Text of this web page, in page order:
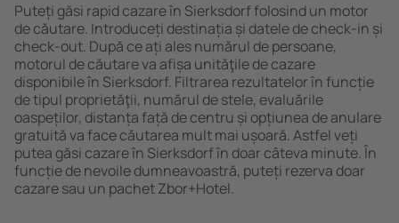
Puteți găsi rapid cazare în Sierksdorf folosind un motor
de căutare. Introduceți destinația și datele de check-in și
check-out. După ce ați ales numărul de persoane,
motorul de căutare va afișa unităţile de cazare
disponibile în Sierksdorf. Filtrarea rezultatelor în funcție
de tipul proprietăţii, numărul de stele, evaluările
oaspeților, distanța față de centru și opțiunea de anulare
gratuită va face căutarea mult mai ușoară. Astfel veți
putea găsi cazare în Sierksdorf în doar câteva minute. În
funcție de nevoile dumneavoastră, puteți rezerva doar
cazare sau un pachet Zbor+Hotel.